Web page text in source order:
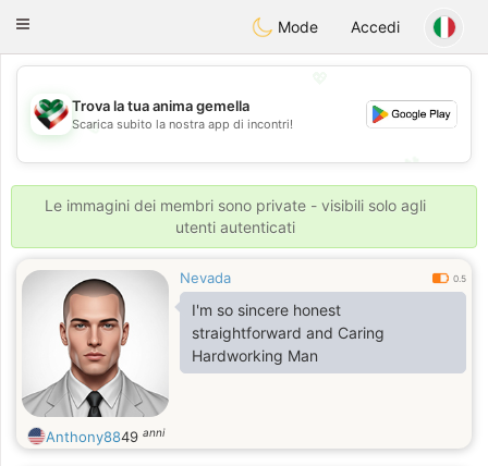
KuwaitChat
Toggle
Mode Accedi
💖
💕
Trova la tua anima gemella
Scarica subito la nostra app di incontri!
Le immagini dei membri sono private - visibili solo agli
utenti autenticati
Nevada 0.5
I'm so sincere honest
straightforward and Caring
Hardworking Man
Anthony8849 anni